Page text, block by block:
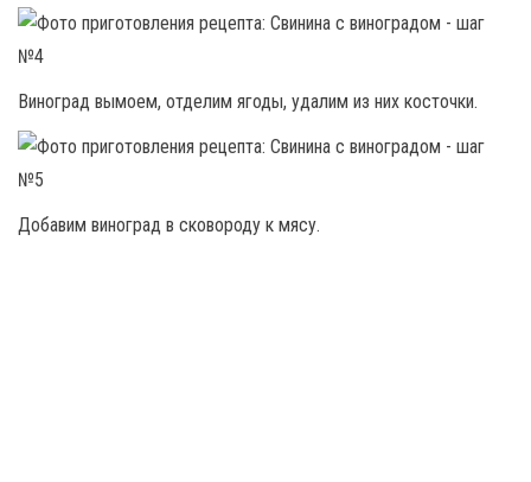
Виноград вымоем, отделим ягоды, удалим из них косточки.
Добавим виноград в сковороду к мясу.